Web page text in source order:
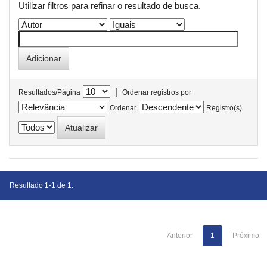
Utilizar filtros para refinar o resultado de busca.
Resultados/Página |
Ordenar registros por
Ordenar
Registro(s)
Resultado 1-1 de 1.
Anterior 1 Próximo